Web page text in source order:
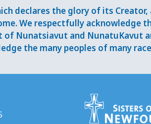
declares the glory of its
We respectfully acknowledge
of Nunatsiavut and NunatuKavut
the many peoples of many